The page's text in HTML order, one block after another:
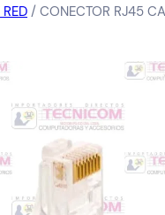
/ CONECTOR RJ45